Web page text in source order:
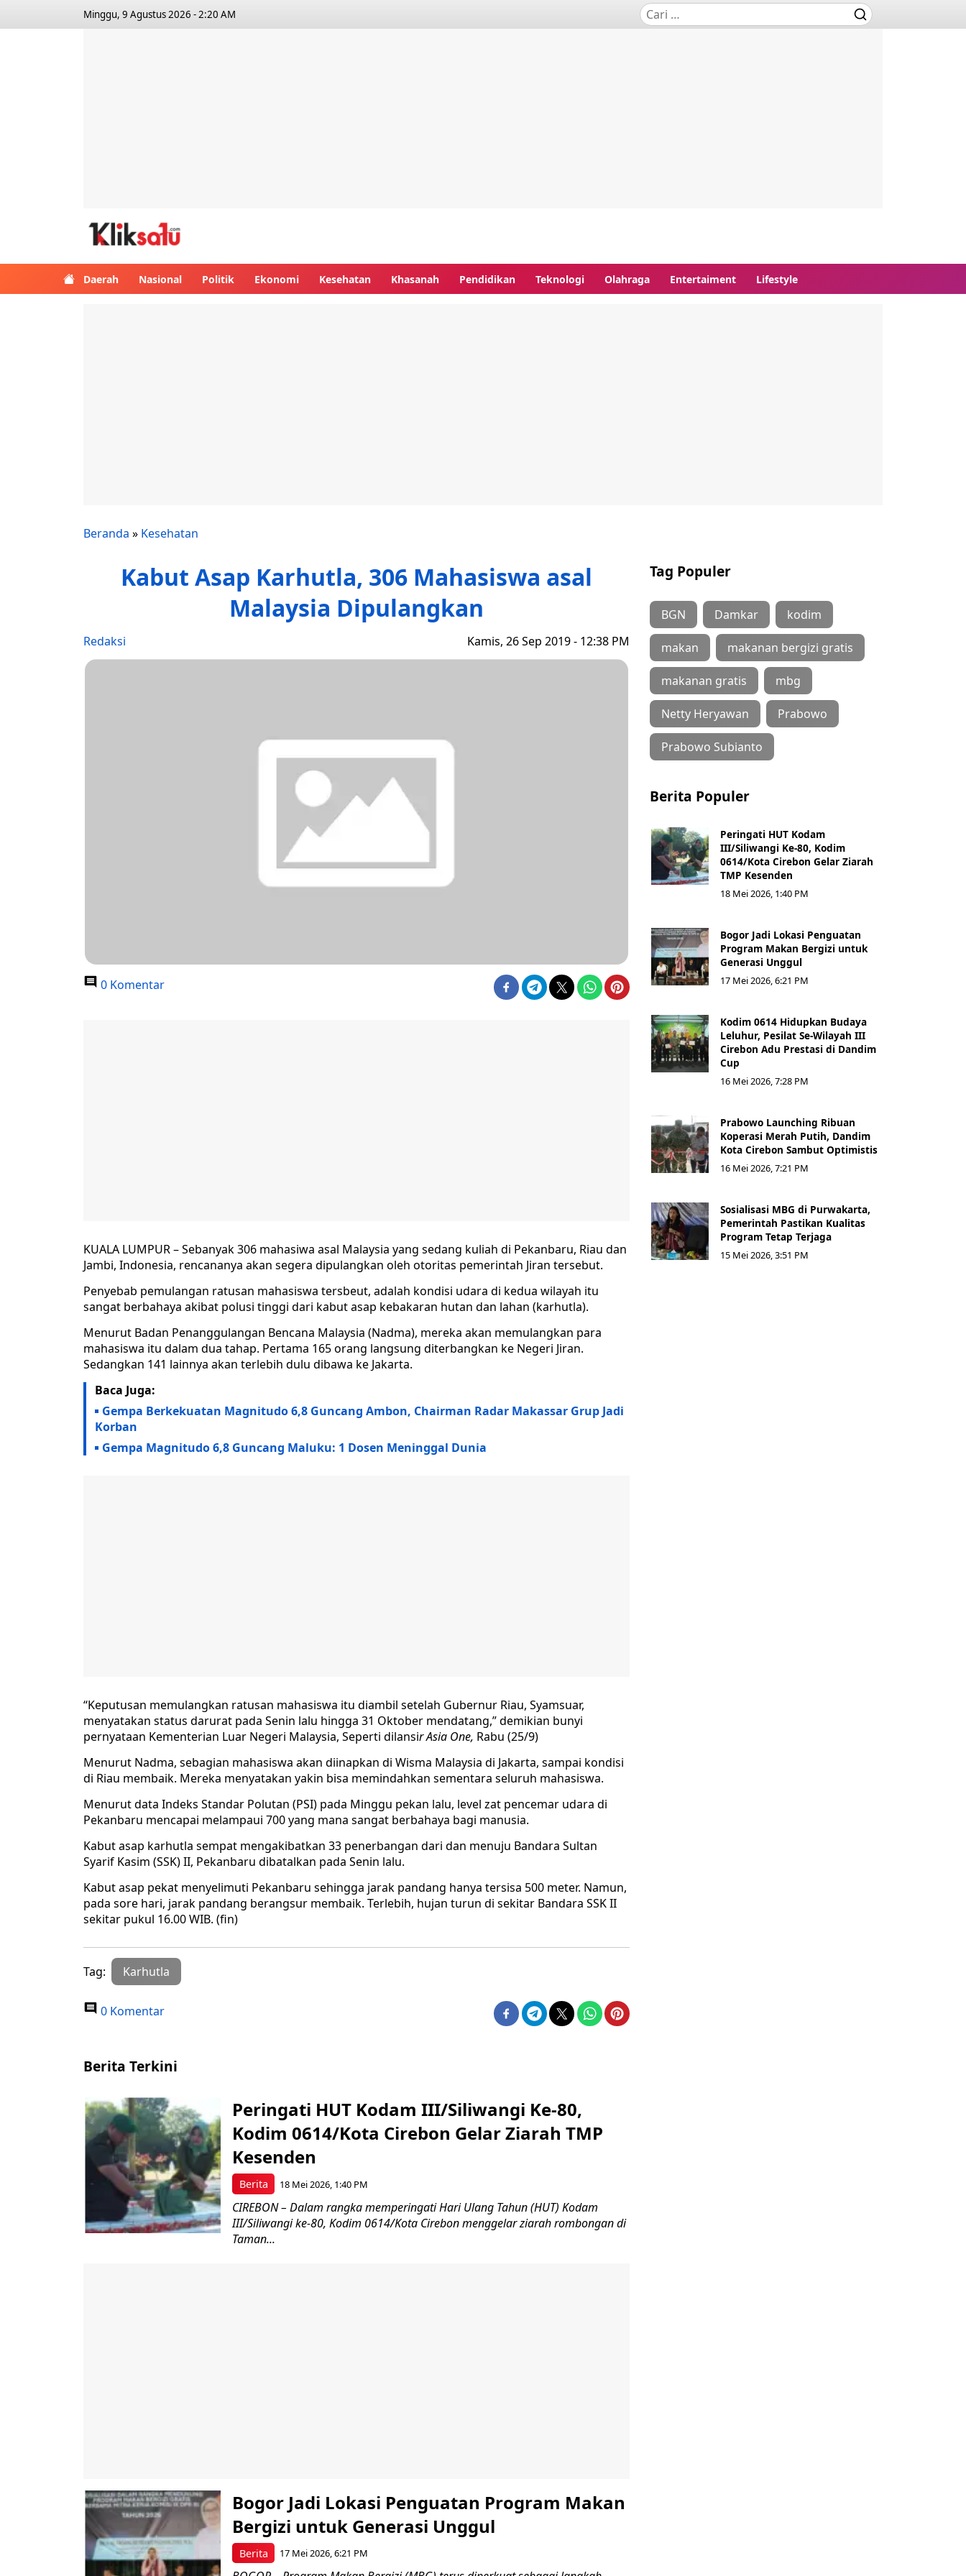
Minggu, 9 Agustus 2026 - 2:20 AM
Daerah Nasional Politik Ekonomi Kesehatan Khasanah Pendidikan Teknologi Olahraga Entertaiment Lifestyle
Beranda » Kesehatan
Kabut Asap Karhutla, 306 Mahasiswa asal
Malaysia Dipulangkan
Redaksi Kamis, 26 Sep 2019 - 12:38 PM
0 Komentar
KUALA LUMPUR – Sebanyak 306 mahasiwa asal Malaysia yang sedang kuliah di Pekanbaru, Riau dan
Jambi, Indonesia, rencananya akan segera dipulangkan oleh otoritas pemerintah Jiran tersebut.
Penyebab pemulangan ratusan mahasiswa tersbeut, adalah kondisi udara di kedua wilayah itu
sangat berbahaya akibat polusi tinggi dari kabut asap kebakaran hutan dan lahan (karhutla).
Menurut Badan Penanggulangan Bencana Malaysia (Nadma), mereka akan memulangkan para
mahasiswa itu dalam dua tahap. Pertama 165 orang langsung diterbangkan ke Negeri Jiran.
Sedangkan 141 lainnya akan terlebih dulu dibawa ke Jakarta.
Baca Juga:
Gempa Berkekuatan Magnitudo 6,8 Guncang Ambon, Chairman Radar Makassar Grup Jadi
Korban
Gempa Magnitudo 6,8 Guncang Maluku: 1 Dosen Meninggal Dunia
“Keputusan memulangkan ratusan mahasiswa itu diambil setelah Gubernur Riau, Syamsuar,
menyatakan status darurat pada Senin lalu hingga 31 Oktober mendatang,” demikian bunyi
pernyataan Kementerian Luar Negeri Malaysia, Seperti dilansir Asia One, Rabu (25/9)
Menurut Nadma, sebagian mahasiswa akan diinapkan di Wisma Malaysia di Jakarta, sampai kondisi
di Riau membaik. Mereka menyatakan yakin bisa memindahkan sementara seluruh mahasiswa.
Menurut data Indeks Standar Polutan (PSI) pada Minggu pekan lalu, level zat pencemar udara di
Pekanbaru mencapai melampaui 700 yang mana sangat berbahaya bagi manusia.
Kabut asap karhutla sempat mengakibatkan 33 penerbangan dari dan menuju Bandara Sultan
Syarif Kasim (SSK) II, Pekanbaru dibatalkan pada Senin lalu.
Kabut asap pekat menyelimuti Pekanbaru sehingga jarak pandang hanya tersisa 500 meter. Namun,
pada sore hari, jarak pandang berangsur membaik. Terlebih, hujan turun di sekitar Bandara SSK II
sekitar pukul 16.00 WIB. (fin)
Tag: Karhutla
0 Komentar
Tag Populer
BGN Damkar kodim
makan makanan bergizi gratis
makanan gratis mbg
Netty Heryawan Prabowo
Prabowo Subianto
Berita Populer
Peringati HUT Kodam
III/Siliwangi Ke-80, Kodim
0614/Kota Cirebon Gelar Ziarah
TMP Kesenden
18 Mei 2026, 1:40 PM
Bogor Jadi Lokasi Penguatan
Program Makan Bergizi untuk
Generasi Unggul
17 Mei 2026, 6:21 PM
Kodim 0614 Hidupkan Budaya
Leluhur, Pesilat Se-Wilayah III
Cirebon Adu Prestasi di Dandim
Cup
16 Mei 2026, 7:28 PM
Prabowo Launching Ribuan
Koperasi Merah Putih, Dandim
Kota Cirebon Sambut Optimistis
16 Mei 2026, 7:21 PM
Sosialisasi MBG di Purwakarta,
Pemerintah Pastikan Kualitas
Program Tetap Terjaga
15 Mei 2026, 3:51 PM
Berita Terkini
Berita
Peringati HUT Kodam III/Siliwangi Ke-80,
Kodim 0614/Kota Cirebon Gelar Ziarah TMP
Kesenden
18 Mei 2026, 1:40 PM
CIREBON – Dalam rangka memperingati Hari Ulang Tahun (HUT) Kodam
III/Siliwangi ke-80, Kodim 0614/Kota Cirebon menggelar ziarah rombongan di
Taman...
Berita
Bogor Jadi Lokasi Penguatan Program Makan
Bergizi untuk Generasi Unggul
17 Mei 2026, 6:21 PM